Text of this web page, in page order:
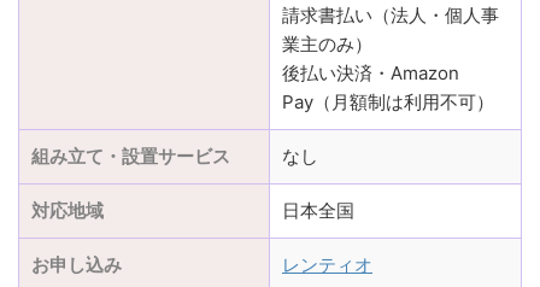
請求書払い（法人・個人事
業主のみ）
後払い決済・Amazon
Pay（月額制は利用不可）
組み立て・設置サービス なし
対応地域 日本全国
お申し込み レンティオ